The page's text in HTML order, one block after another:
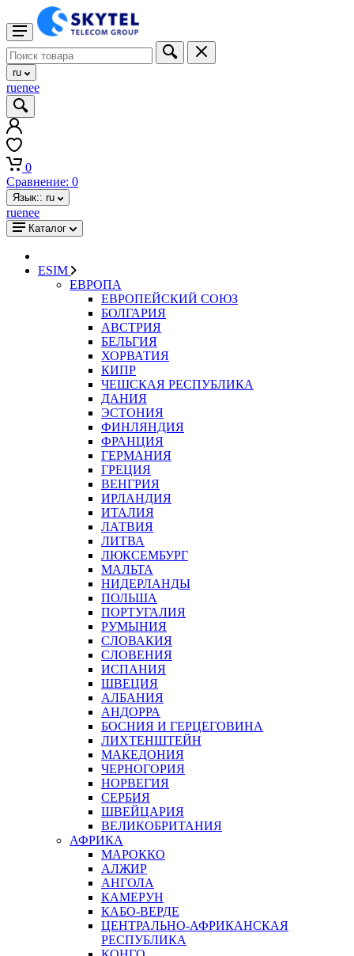
ru
ruenee
0
Сравнение: 0
Язык:: ru
ruenee
Каталог
ESIM
ЕВРОПА
ЕВРОПЕЙСКИЙ СОЮЗ
БОЛГАРИЯ
АВСТРИЯ
БЕЛЬГИЯ
ХОРВАТИЯ
КИПР
ЧЕШСКАЯ РЕСПУБЛИКА
ДАНИЯ
ЭСТОНИЯ
ФИНЛЯНДИЯ
ФРАНЦИЯ
ГЕРМАНИЯ
ГРЕЦИЯ
ВЕНГРИЯ
ИРЛАНДИЯ
ИТАЛИЯ
ЛАТВИЯ
ЛИТВА
ЛЮКСЕМБУРГ
МАЛЬТА
НИДЕРЛАНДЫ
ПОЛЬША
ПОРТУГАЛИЯ
РУМЫНИЯ
СЛОВАКИЯ
СЛОВЕНИЯ
ИСПАНИЯ
ШВЕЦИЯ
АЛБАНИЯ
АНДОРРА
БОСНИЯ И ГЕРЦЕГОВИНА
ЛИХТЕНШТЕЙН
МАКЕДОНИЯ
ЧЕРНОГОРИЯ
НОРВЕГИЯ
СЕРБИЯ
ШВЕЙЦАРИЯ
ВЕЛИКОБРИТАНИЯ
АФРИКА
МАРОККО
АЛЖИР
АНГОЛА
КАМЕРУН
КАБО-ВЕРДЕ
ЦЕНТРАЛЬНО-АФРИКАНСКАЯ
РЕСПУБЛИКА